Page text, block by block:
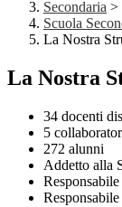
Secondaria >
Scuola
La Nostra
La Nostra
34 docenti
5
272 alunni
Addetto alla